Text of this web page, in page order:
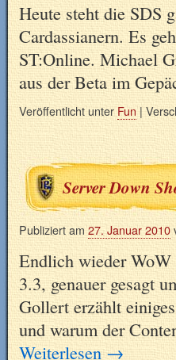
Heute steht die SDS
Cardassianern. Es
ST:Online. Michael
aus der Beta im
Veröffentlicht unter Fun |
Server Down
Publiziert am 27. Januar 2010
Endlich wieder WoW
3.3, genauer gesagt
Gollert erzählt
und warum der
Weiterlesen→